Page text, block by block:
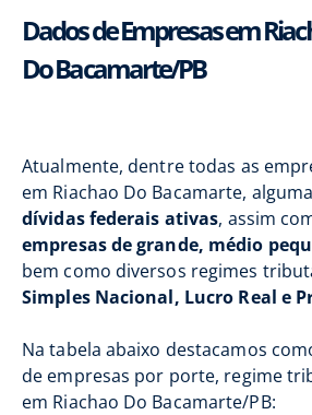
Dados de Empresas em
Do Bacamarte/PB
Atualmente, dentre todas as
em Riachao Do Bacamarte,
dívidas federais ativas, assim
empresas de grande, médio
bem como diversos regimes
Simples Nacional, Lucro Real e
Na tabela abaixo destacamos
de empresas por porte, regime
em Riachao Do Bacamarte/PB: